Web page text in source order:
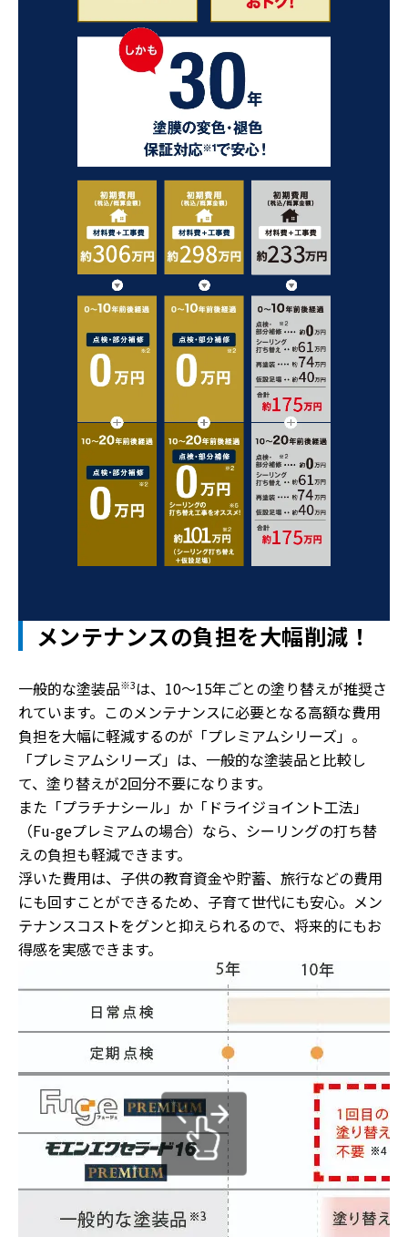
メンテナンスの負担を大幅削減！
一般的な塗装品※3は、10～15年ごとの塗り替えが推奨さ
れています。このメンテナンスに必要となる高額な費用
負担を大幅に軽減するのが「プレミアムシリーズ」。
「プレミアムシリーズ」は、一般的な塗装品と比較し
て、塗り替えが2回分不要になります。
また「プラチナシール」か「ドライジョイント工法」
（Fu-geプレミアムの場合）なら、シーリングの打ち替
えの負担も軽減できます。
浮いた費用は、子供の教育資金や貯蓄、旅行などの費用
にも回すことができるため、子育て世代にも安心。メン
テナンスコストをグンと抑えられるので、将来的にもお
得感を実感できます。